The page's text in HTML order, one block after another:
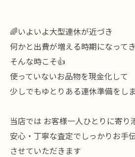
🌈いよいよ大型連休が近づき
何かと出費が増える時期になって
そんな時こそ👍
使っていないお品物を現金化して
少しでもゆとりある連休準備をし
当店では お客様一人ひとりに寄り
安心・丁寧な査定でしっかりお手
させていただきます